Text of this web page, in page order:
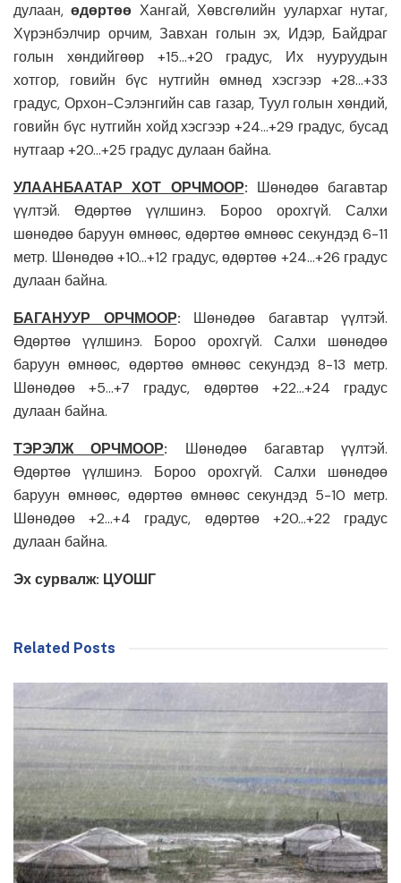
дулаан,өдөртөө Хангай, Хөвсгөлийн уулархаг нутаг,
Хүрэнбэлчир орчим, Завхан голын эх, Идэр, Байдраг
голын хөндийгөөр +15…+20 градус, Их нууруудын
хотгор, говийн бүс нутгийн өмнөд хэсгээр +28…+33
градус, Орхон-Сэлэнгийн сав газар, Туул голын хөндий,
говийн бүс нутгийн хойд хэсгээр +24…+29 градус, бусад
нутгаар +20…+25 градус дулаан байна.
УЛААНБААТАР ХОТ ОРЧМООР: Шөнөдөө багавтар
үүлтэй. Өдөртөө үүлшинэ. Бороо орохгүй. Салхи
шөнөдөө баруун өмнөөс, өдөртөө өмнөөс секундэд 6-11
метр. Шөнөдөө +10…+12 градус, өдөртөө +24…+26 градус
дулаан байна.
БАГАНУУР ОРЧМООР: Шөнөдөө багавтар үүлтэй.
Өдөртөө үүлшинэ. Бороо орохгүй. Салхи шөнөдөө
баруун өмнөөс, өдөртөө өмнөөс секундэд 8-13 метр.
Шөнөдөө +5…+7 градус, өдөртөө +22…+24 градус
дулаан байна.
ТЭРЭЛЖ ОРЧМООР: Шөнөдөө багавтар үүлтэй.
Өдөртөө үүлшинэ. Бороо орохгүй. Салхи шөнөдөө
баруун өмнөөс, өдөртөө өмнөөс секундэд 5-10 метр.
Шөнөдөө +2…+4 градус, өдөртөө +20…+22 градус
дулаан байна.
Эх сурвалж: ЦУОШГ
Related Posts